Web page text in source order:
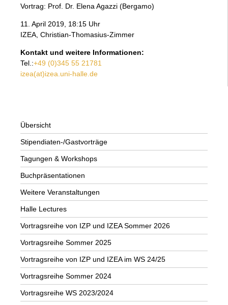
Vortrag: Prof. Dr. Elena Agazzi (Bergamo)
11. April 2019, 18:15 Uhr
IZEA, Christian-Thomasius-Zimmer
Kontakt und weitere Informationen:
Tel.:+49 (0)345 55 21781
izea(at)izea.uni-halle.de
Übersicht
Stipendiaten-/Gastvorträge
Tagungen & Workshops
Buchpräsentationen
Weitere Veranstaltungen
Halle Lectures
Vortragsreihe von IZP und IZEA Sommer 2026
Vortragsreihe Sommer 2025
Vortragsreihe von IZP und IZEA im WS 24/25
Vortragsreihe Sommer 2024
Vortragsreihe WS 2023/2024